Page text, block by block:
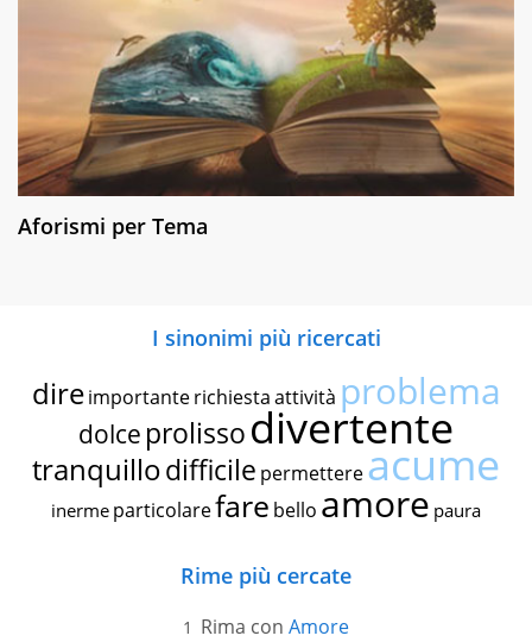
Aforismi per Tema
I sinonimi più ricercati
dire importante richiestaattività problema
dolce prolissodivertente
tranquillodifficile permettereacume
inerme particolarefare bello amore paura
Rime più cercate
Rima con Amore